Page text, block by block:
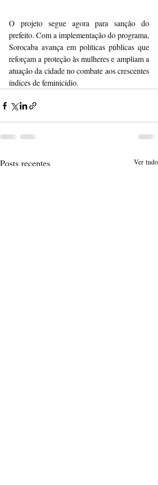
O projeto segue agora para sanção do
prefeito. Com a implementação do programa,
Sorocaba avança em políticas públicas que
reforçam a proteção às mulheres e ampliam a
atuação da cidade no combate aos crescentes
índices de feminicídio.
Posts recentes Ver tudo